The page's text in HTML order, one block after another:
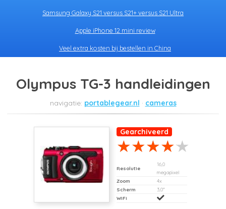
Samsung Galaxy S21 versus S21+ versus S21 Ultra
Apple iPhone 12 mini review
Veel extra kosten bij bestellen in China
Olympus TG-3 handleidingen
portablegear.nl cameras
Gearchiveerd
Resolutie
16,0
megapixel
Zoom
4x
Scherm
3,0"
WiFi